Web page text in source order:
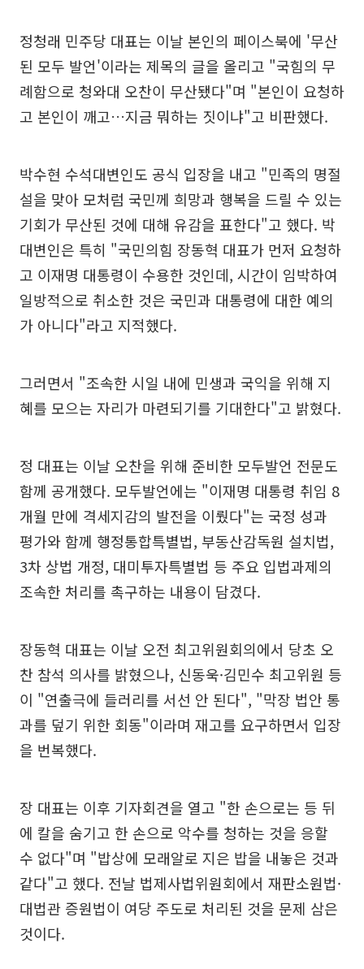
정청래 민주당 대표는 이날 본인의 페이스북에 '무산
된 모두 발언'이라는 제목의 글을 올리고 "국힘의 무
례함으로 청와대 오찬이 무산됐다"며 "본인이 요청하
고 본인이 깨고…지금 뭐하는 짓이냐"고 비판했다.
박수현 수석대변인도 공식 입장을 내고 "민족의 명절
설을 맞아 모처럼 국민께 희망과 행복을 드릴 수 있는
기회가 무산된 것에 대해 유감을 표한다"고 했다. 박
대변인은 특히 "국민의힘 장동혁 대표가 먼저 요청하
고 이재명 대통령이 수용한 것인데, 시간이 임박하여
일방적으로 취소한 것은 국민과 대통령에 대한 예의
가 아니다"라고 지적했다.
그러면서 "조속한 시일 내에 민생과 국익을 위해 지
혜를 모으는 자리가 마련되기를 기대한다"고 밝혔다.
정 대표는 이날 오찬을 위해 준비한 모두발언 전문도
함께 공개했다. 모두발언에는 "이재명 대통령 취임 8
개월 만에 격세지감의 발전을 이뤘다"는 국정 성과
평가와 함께 행정통합특별법, 부동산감독원 설치법,
3차 상법 개정, 대미투자특별법 등 주요 입법과제의
조속한 처리를 촉구하는 내용이 담겼다.
장동혁 대표는 이날 오전 최고위원회의에서 당초 오
찬 참석 의사를 밝혔으나, 신동욱·김민수 최고위원 등
이 "연출극에 들러리를 서선 안 된다", "막장 법안 통
과를 덮기 위한 회동"이라며 재고를 요구하면서 입장
을 번복했다.
장 대표는 이후 기자회견을 열고 "한 손으로는 등 뒤
에 칼을 숨기고 한 손으로 악수를 청하는 것을 응할
수 없다"며 "밥상에 모래알로 지은 밥을 내놓은 것과
같다"고 했다. 전날 법제사법위원회에서 재판소원법·
대법관 증원법이 여당 주도로 처리된 것을 문제 삼은
것이다.